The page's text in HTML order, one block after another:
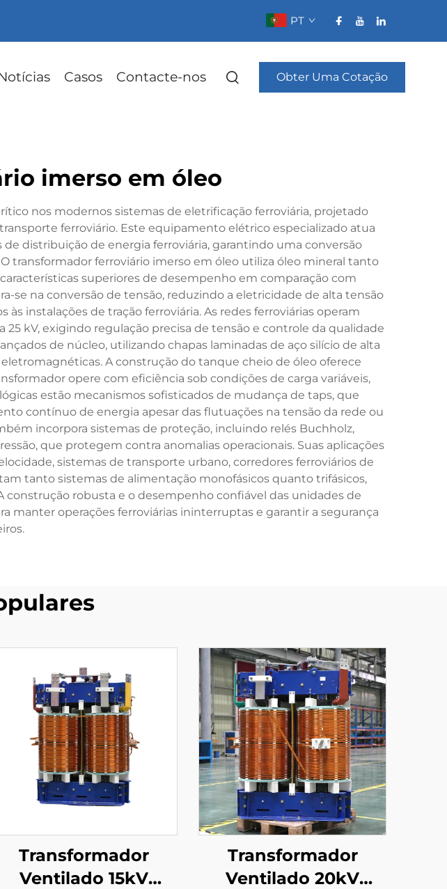
PT
Casos Contacte-nos Obter Uma Cotação
imerso em óleo
nos modernos sistemas de eletrificação ferroviária, projetado
ferroviário. Este equipamento elétrico especializado atua
distribuição de energia ferroviária, garantindo uma conversão
transformador ferroviário imerso em óleo utiliza óleo mineral tanto
superiores de desempenho em comparação com
se na conversão de tensão, reduzindo a eletricidade de alta tensão
instalações de tração ferroviária. As redes ferroviárias operam
kV, exigindo regulação precisa de tensão e controle da qualidade
de núcleo, utilizando chapas laminadas de aço silício de alta
A construção do tanque cheio de óleo oferece
opere com eficiência sob condições de carga variáveis,
estão mecanismos sofisticados de mudança de taps, que
contínuo de energia apesar das flutuações na tensão da rede ou
incorpora sistemas de proteção, incluindo relés Buchholz,
que protegem contra anomalias operacionais. Suas aplicações
sistemas de transporte urbano, corredores ferroviários de
tanto sistemas de alimentação monofásicos quanto trifásicos,
construção robusta e o desempenho confiável das unidades de
manter operações ferroviárias ininterruptas e garantir a segurança
Transformador
Ventilado 15kV
Transformador
Ventilado 20kV